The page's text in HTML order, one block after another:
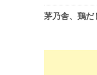
茅乃舎、鶏だ